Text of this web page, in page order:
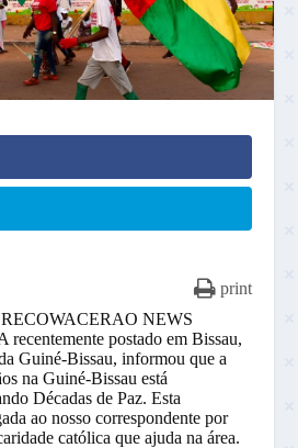
print
RECOWACERAO NEWS
postado em Bissau,
Guiné-Bissau, informou que a
na Guiné-Bissau está
Décadas de Paz. Esta
ao nosso correspondente por
católica que ajuda na área.